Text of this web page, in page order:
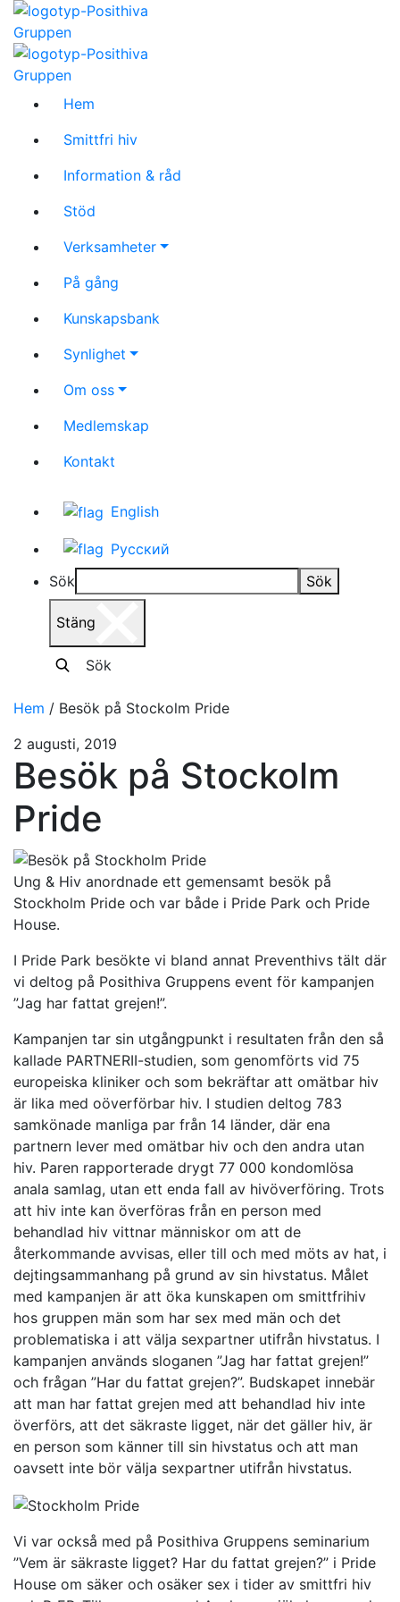
Hem
Smittfri hiv
Information & råd
Stöd
Verksamheter
På gång
Kunskapsbank
Synlighet
Om oss
Medlemskap
Kontakt
English
Русский
Sök
Sök
Stäng
Sök
Hem / Besök på Stockolm Pride
2 augusti, 2019
Besök på Stockolm
Pride
Ung & Hiv anordnade ett gemensamt besök på
Stockholm Pride och var både i Pride Park och Pride
House.
I Pride Park besökte vi bland annat Preventhivs tält där
vi deltog på Posithiva Gruppens event för kampanjen
”Jag har fattat grejen!”.
Kampanjen tar sin utgångpunkt i resultaten från den så
kallade PARTNERII-studien, som genomförts vid 75
europeiska kliniker och som bekräftar att omätbar hiv
är lika med oöverförbar hiv. I studien deltog 783
samkönade manliga par från 14 länder, där ena
partnern lever med omätbar hiv och den andra utan
hiv. Paren rapporterade drygt 77 000 kondomlösa
anala samlag, utan ett enda fall av hivöverföring. Trots
att hiv inte kan överföras från en person med
behandlad hiv vittnar människor om att de
återkommande avvisas, eller till och med möts av hat, i
dejtingsammanhang på grund av sin hivstatus. Målet
med kampanjen är att öka kunskapen om smittfrihiv
hos gruppen män som har sex med män och det
problematiska i att välja sexpartner utifrån hivstatus. I
kampanjen används sloganen ”Jag har fattat grejen!”
och frågan ”Har du fattat grejen?”. Budskapet innebär
att man har fattat grejen med att behandlad hiv inte
överförs, att det säkraste ligget, när det gäller hiv, är
en person som känner till sin hivstatus och att man
oavsett inte bör välja sexpartner utifrån hivstatus.
Vi var också med på Posithiva Gruppens seminarium
”Vem är säkraste ligget? Har du fattat grejen?” i Pride
House om säker och osäker sex i tider av smittfri hiv